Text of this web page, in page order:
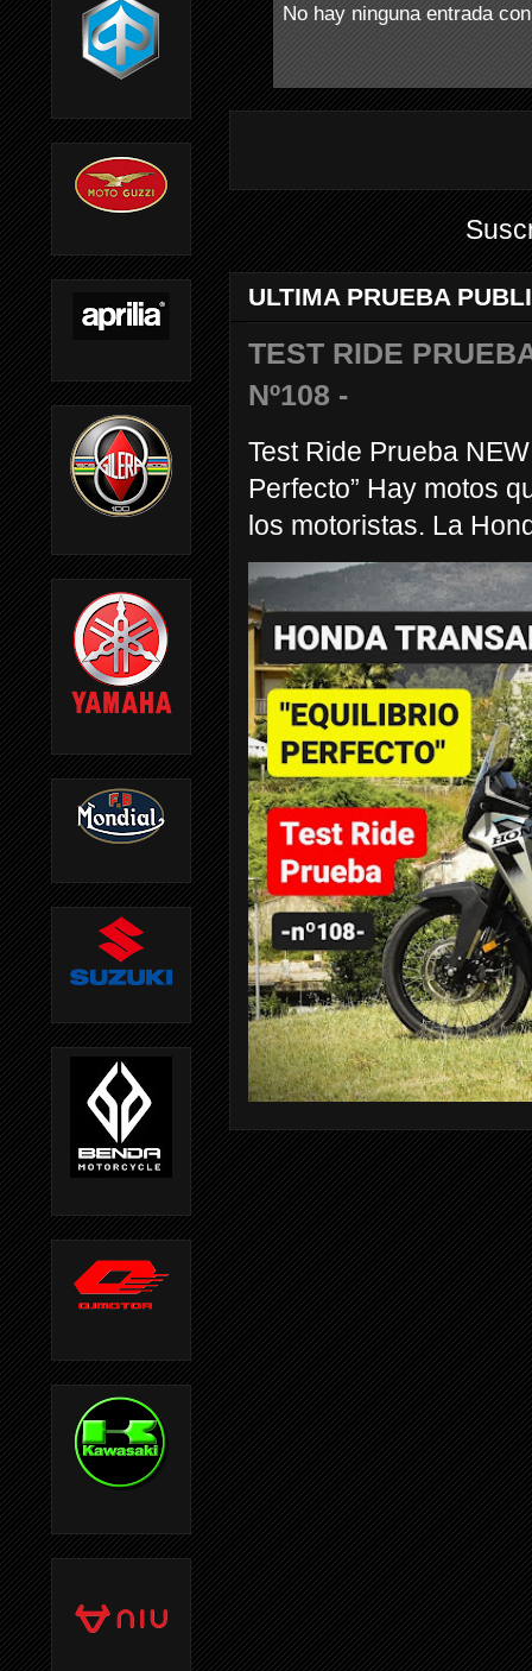
No hay ninguna entrada
ULTIMA PRUEBA
TEST RIDE
Nº108 -
Test Ride Prueba
Perfecto” Hay motos
los motoristas. La